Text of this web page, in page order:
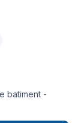
batiment -